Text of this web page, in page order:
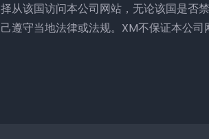
择从该国访问本公司网站，无论该国是否
己遵守当地法律或法规。XM不保证本公